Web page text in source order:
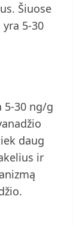
Šiuose
5-30
5-30 ng/g
daug
ir